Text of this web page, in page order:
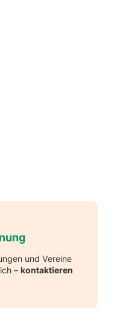
und Vereine
– kontaktieren